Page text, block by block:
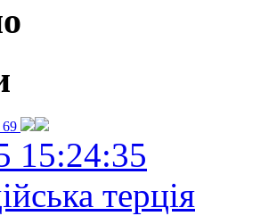
69
15:24:35
терція